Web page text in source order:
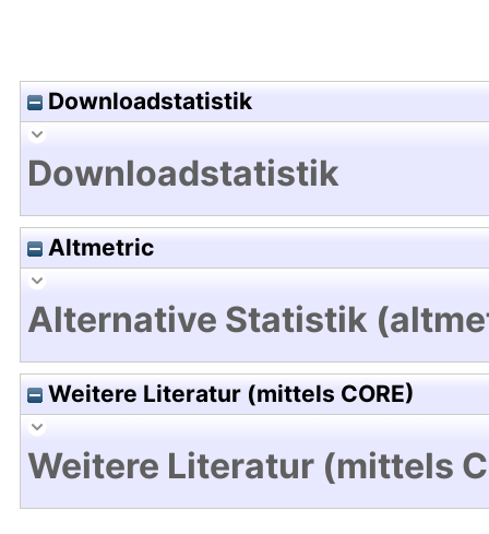
Downloadstatistik
Downloadstatistik
Altmetric
Alternative Statistik
Weitere Literatur (mittels CORE)
Weitere Literatur (mittels